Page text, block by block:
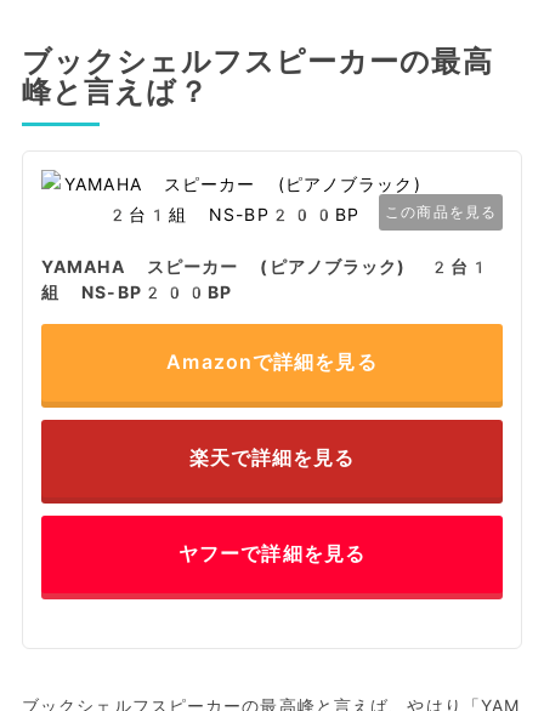
ブックシェルフスピーカーの最高
峰と言えば？
この商品を見る
YAMAHA スピーカー (ピアノブラック) 2台1
組 NS-BP200BP
Amazonで詳細を見る
楽天で詳細を見る
ヤフーで詳細を見る
ブックシェルフスピーカーの最高峰と言えば、やはり「YAM